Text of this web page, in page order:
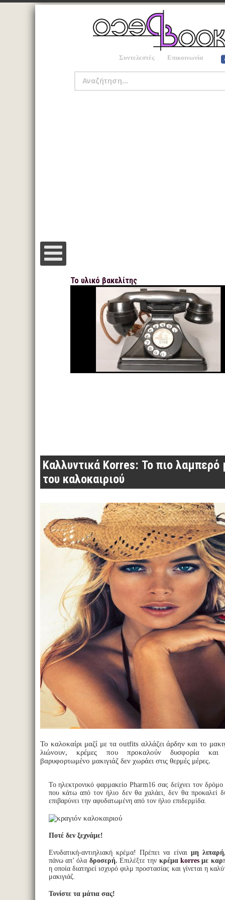
Συντελεστές Επικοινωνία
Το υλικό βακελίτης
Καλλυντικά Korres: Το πιο λαμπερό
του καλοκαιριού
Το καλοκαίρι μαζί με τα outfits αλλάζει άρδην και το
λιώνουν, κρέμες που προκαλούν δυσφορία και
βαρυφορτωμένο μακιγιάζ δεν χωράει στις θερμές μέρες.
Το ηλεκτρονικό φαρμακείο Pharm16 σας δείχνει τον δρόμο
που κάτω από τον ήλιο δεν θα χαλάει, δεν θα προκαλεί
επιβαρύνει την αφυδατωμένη από τον ήλιο επιδερμίδα.
Ποτέ δεν ξεχνάμε!
Ενυδατική-αντιηλιακή κρέμα! Πρέπει να είναι μη
πάνω απ’ όλα δροσερή. Επιλέξτε την κρέμαkorres με
η οποία διατηρεί ισχυρό φιλμ προστασίας και γίνεται η
μακιγιάζ.
Τονίστε τα μάτια σας!